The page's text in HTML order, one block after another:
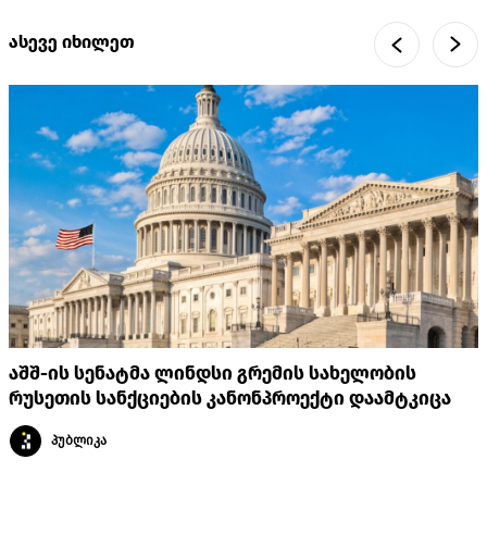
ასევე იხილეთ
აშშ-ის სენატმა ლინდსი გრემის სახელობის
რუსეთის სანქციების კანონპროექტი დაამტკიცა
პუბლიკა